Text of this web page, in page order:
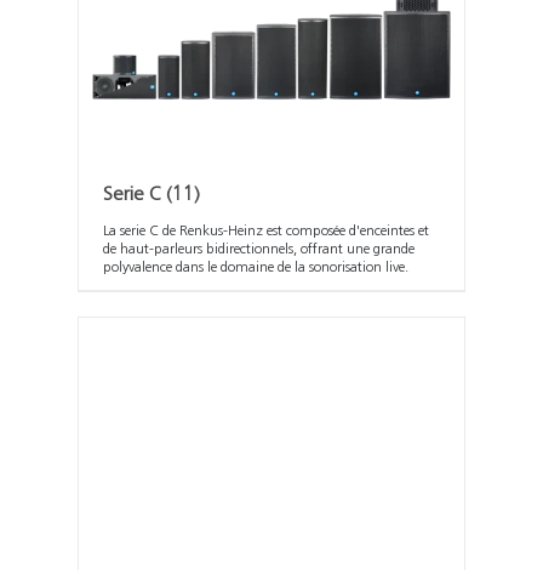
Serie C (11)
La serie C de Renkus-Heinz est composée d'enceintes et
de haut-parleurs bidirectionnels, offrant une grande
polyvalence dans le domaine de la sonorisation live.